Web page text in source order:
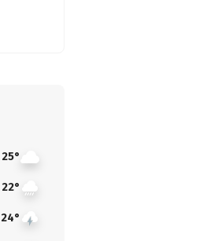
25°
22°
24°